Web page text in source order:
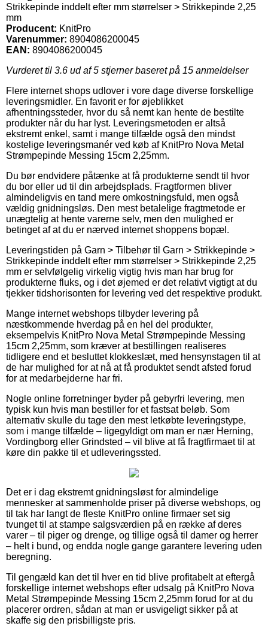
Strikkepinde inddelt efter mm størrelser > Strikkepinde 2,25
mm
Producent: KnitPro
Varenummer: 8904086200045
EAN: 8904086200045
Vurderet til 3.6 ud af 5 stjerner baseret på 15 anmeldelser
Flere internet shops udlover i vore dage diverse forskellige
leveringsmidler. En favorit er for øjeblikket
afhentningssteder, hvor du så nemt kan hente de bestilte
produkter når du har lyst. Leveringsmetoden er altså
ekstremt enkel, samt i mange tilfælde også den mindst
kostelige leveringsmanér ved køb af KnitPro Nova Metal
Strømpepinde Messing 15cm 2,25mm.
Du bør endvidere påtænke at få produkterne sendt til hvor
du bor eller ud til din arbejdsplads. Fragtformen bliver
almindeligvis en tand mere omkostningsfuld, men også
vældig gnidningsløs. Den mest betalelige fragtmetode er
unægtelig at hente varerne selv, men den mulighed er
betinget af at du er nærved internet shoppens bopæl.
Leveringstiden på Garn > Tilbehør til Garn > Strikkepinde >
Strikkepinde inddelt efter mm størrelser > Strikkepinde 2,25
mm er selvfølgelig virkelig vigtig hvis man har brug for
produkterne fluks, og i det øjemed er det relativt vigtigt at du
tjekker tidshorisonten for levering ved det respektive produkt.
Mange internet webshops tilbyder levering på
næstkommende hverdag på en hel del produkter,
eksempelvis KnitPro Nova Metal Strømpepinde Messing
15cm 2,25mm, som kræver at bestillingen realiseres
tidligere end et besluttet klokkeslæt, med hensynstagen til at
de har mulighed for at nå at få produktet sendt afsted forud
for at medarbejderne har fri.
Nogle online forretninger byder på gebyrfri levering, men
typisk kun hvis man bestiller for et fastsat beløb. Som
alternativ skulle du tage den mest letkøbte leveringstype,
som i mange tilfælde – ligegyldigt om man er nær Herning,
Vordingborg eller Grindsted – vil blive at få fragtfirmaet til at
køre din pakke til et udleveringssted.
Det er i dag ekstremt gnidningsløst for almindelige
mennesker at sammenholde priser på diverse webshops, og
til tak har langt de fleste KnitPro online firmaer set sig
tvunget til at stampe salgsværdien på en række af deres
varer – til piger og drenge, og tillige også til damer og herrer
– helt i bund, og endda nogle gange garantere levering uden
beregning.
Til gengæld kan det til hver en tid blive profitabelt at eftergå
forskellige internet webshops efter udsalg på KnitPro Nova
Metal Strømpepinde Messing 15cm 2,25mm forud for at du
placerer ordren, sådan at man er usvigeligt sikker på at
skaffe sig den prisbilligste pris.